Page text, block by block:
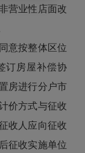
营业性店面改
意按整体区位
订房屋补偿协
房进行分户市
价方式与征收
收人应向征收
征收实施单位